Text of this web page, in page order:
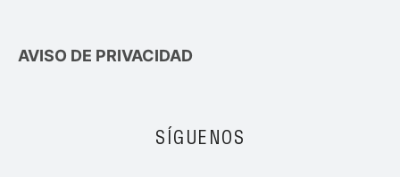
AVISO DE PRIVACIDAD
SÍGUENOS